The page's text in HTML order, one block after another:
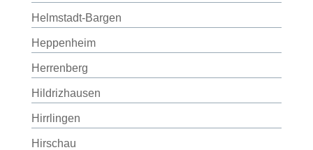
Helmstadt-Bargen
Heppenheim
Herrenberg
Hildrizhausen
Hirrlingen
Hirschau